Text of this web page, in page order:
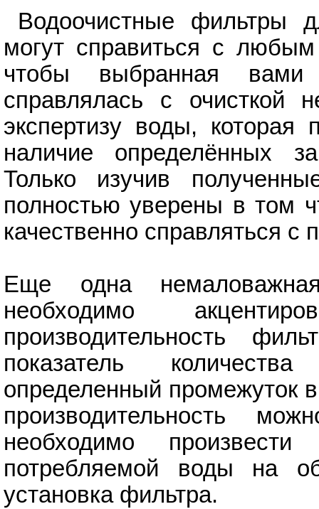
Водоочистные фильтры
могут справиться с
чтобы выбранная вами
справлялась с очисткой
экспертизу воды, которая
наличие определённых
Только изучив
полностью уверены в том
качественно справляться
Еще одна
необходимо
производительность
показатель
определенный промежуток
производительность
необходимо
потребляемой воды на
установка фильтра.